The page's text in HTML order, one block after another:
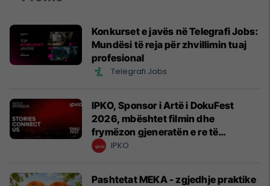
Konkurset e javës në Telegrafi Jobs:
Mundësi të reja për zhvillimin tuaj
profesional
Telegrafi Jobs
IPKO, Sponsor i Artë i DokuFest
2026, mbështet filmin dhe
frymëzon gjeneratën e re të
krijuesve
IPKO
Pashtetat MEKA - zgjedhje praktike